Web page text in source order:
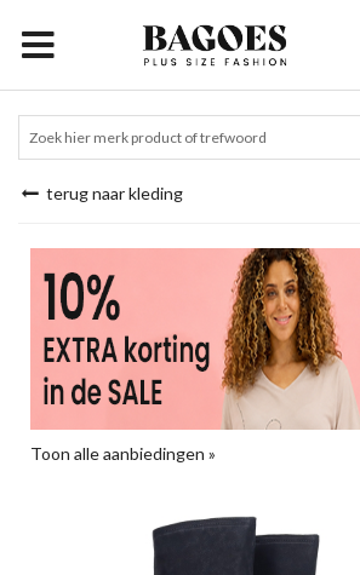
terug naar kleding
Toon alle aanbiedingen »